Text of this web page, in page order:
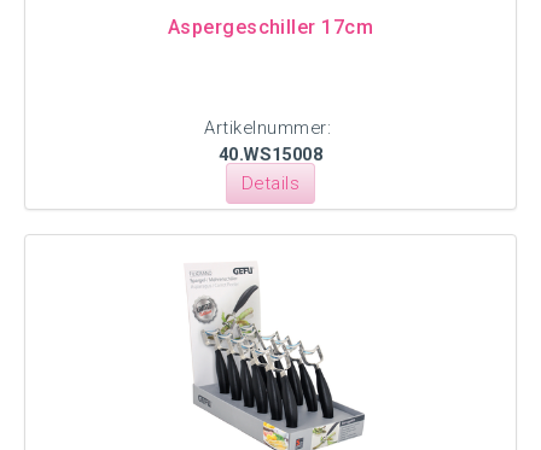
Aspergeschiller 17cm
Artikelnummer:
40.WS15008
Details